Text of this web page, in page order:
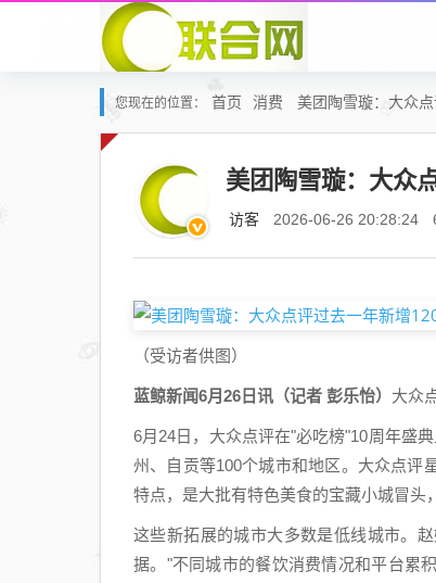
您现在的位置： 首页 消费 美团陶雪璇：大众
美团陶雪璇：大众
访客 2026-06-26 20:28:24
（受访者供图）
蓝鲸新闻6月26日讯（记者 彭乐怡） 大众
6月24日，大众点评在"必吃榜"10周年盛
州、自贡等100个城市和地区。大众点评
特点，是大批有特色美食的宝藏小城冒头
这些新拓展的城市大多数是低线城市。
据。"不同城市的餐饮消费情况和平台累